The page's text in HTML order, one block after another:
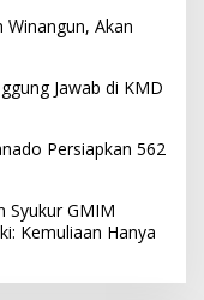
Winangun, Akan
Jawab di KMD
Persiapkan 562
Syukur GMIM
Kemuliaan Hanya